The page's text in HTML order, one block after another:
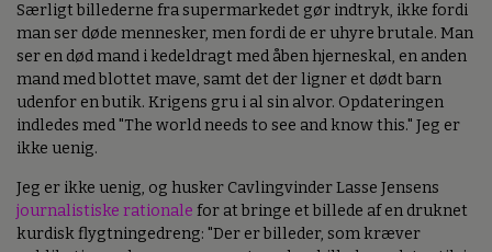
Særligt billederne fra supermarkedet gør indtryk, ikke fordi
man ser døde mennesker, men fordi de er uhyre brutale. Man
ser en død mand i kedeldragt med åben hjerneskal, en anden
mand med blottet mave, samt det der ligner et dødt barn
udenfor en butik. Krigens gru i al sin alvor. Opdateringen
indledes med "The world needs to see and know this." Jeg er
ikke uenig.
Jeg er ikke uenig, og husker Cavlingvinder Lasse Jensens
journalistiske rationale for at bringe et billede af en druknet
kurdisk flygtningedreng: "Der er billeder, som kræver